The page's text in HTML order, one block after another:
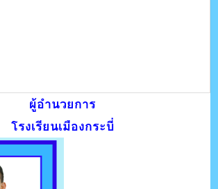
ผู้อำนวยการ
โรงเรียนเมืองกระบี่